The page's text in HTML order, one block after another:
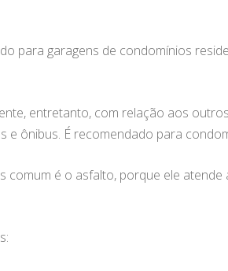
para garagens de condomínios
entretanto, com relação aos
e ônibus. É recomendado para
comum é o asfalto, porque ele